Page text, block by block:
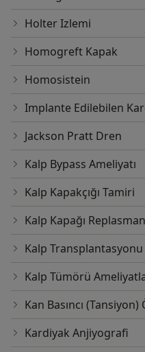
Holter Izlemi
Homogreft Kapak
Homosistein
Implante Edilebilen
Jackson Pratt Dren
Kalp Bypass Ameliyatı
Kalp Kapakçığı Tamiri
Kalp Kapağı
Kalp Transplantasyonu
Kalp Tümörü
Kan Basıncı
Kardiyak Anjiyografi